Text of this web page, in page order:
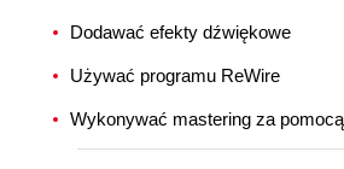
Dodawać efekty dźwiękowe
Używać programu ReWire
Wykonywać mastering za